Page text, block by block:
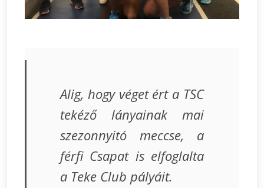
Alig, hogy véget ért a TSC
tekéző lányainak mai
szezonnyitó meccse, a
férfi Csapat is elfoglalta
a Teke Club pályáit.